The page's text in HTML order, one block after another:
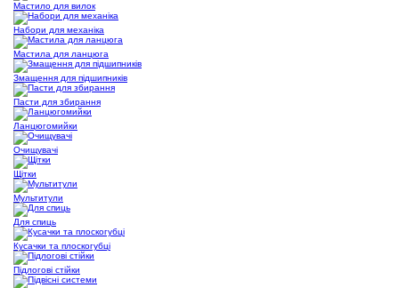
Мастило для вилок
Набори для механіка
Мастила для ланцюга
Змащення для підшипників
Пасти для збирання
Ланцюгомийки
Очищувачі
Щітки
Мультитули
Для спиць
Кусачки та плоскогубці
Підлогові стійки